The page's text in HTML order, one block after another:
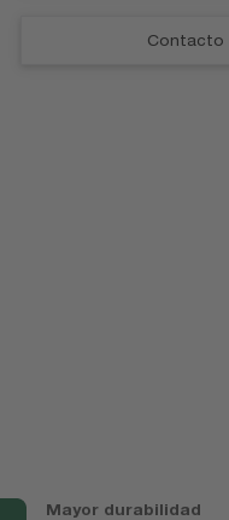
Contacto
Mayor durabilidad